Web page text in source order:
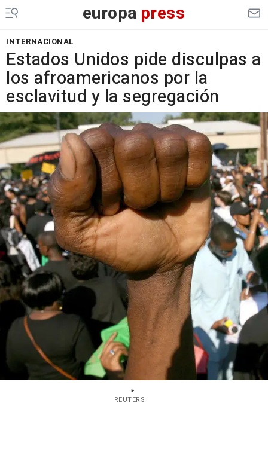
europa press
INTERNACIONAL
Estados Unidos pide disculpas a
los afroamericanos por la
esclavitud y la segregación
REUTERS